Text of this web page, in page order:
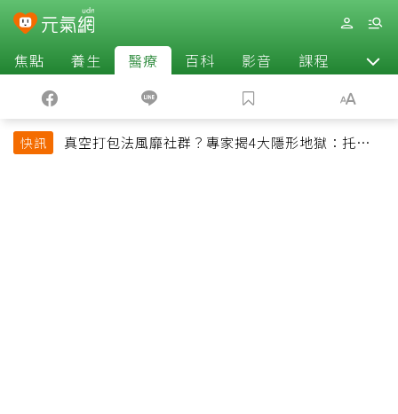
焦點 養生 醫療 百科 影音 課程 退休
快訊
真空打包法風靡社群？專家揭4大隱形地獄：托運恐